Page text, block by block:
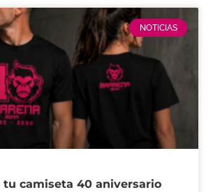
NOTICIAS
tu camiseta 40 aniversario